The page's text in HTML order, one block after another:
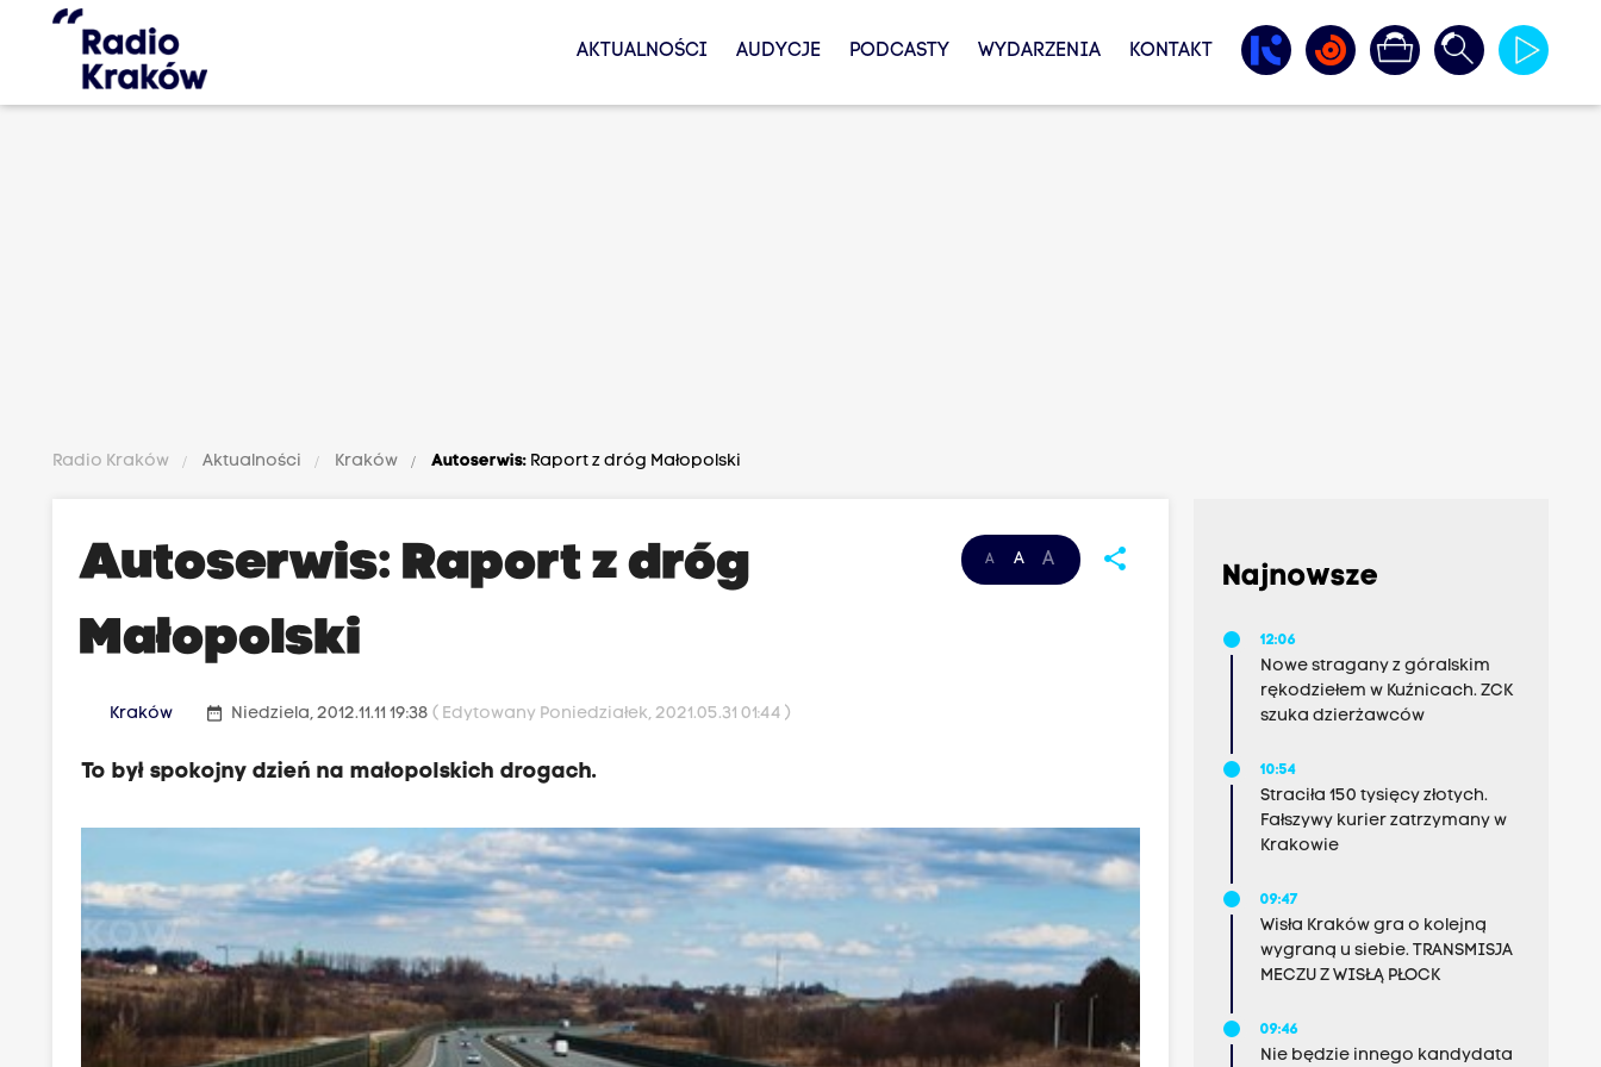
AKTUALNOŚCI AUDYCJE PODCASTY WYDARZENIA KONTAKT
Radio Kraków Aktualności Kraków Autoserwis: Raport z dróg Małopolski
A A A share
Autoserwis: Raport z dróg
Małopolski
Kraków date_range Niedziela, 2012.11.11 19:38( Edytowany Poniedziałek, 2021.05.31 01:44 )
To był spokojny dzień na małopolskich drogach.
Najnowsze
12:06
Nowe stragany z góralskim
rękodziełem w Kuźnicach. ZCK
szuka dzierżawców
10:54
Straciła 150 tysięcy złotych.
Fałszywy kurier zatrzymany w
Krakowie
09:47
Wisła Kraków gra o kolejną
wygraną u siebie. TRANSMISJA
MECZU Z WISŁĄ PŁOCK
09:46
Nie będzie innego kandydata